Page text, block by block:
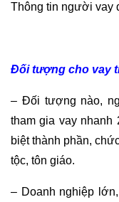
Thông tin người vay
Đối tượng cho vay
– Đối tượng nào,
tham gia vay nhanh
biệt thành phần,
tộc, tôn giáo.
– Doanh nghiệp